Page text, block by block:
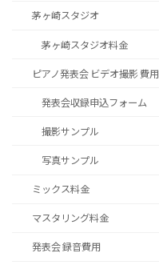
茅ヶ崎スタジオ
茅ヶ崎スタジオ料金
ピアノ発表会 ビデオ撮影 費用
発表会収録申込フォーム
撮影サンプル
写真サンプル
ミックス料金
マスタリング料金
発表会 録音費用